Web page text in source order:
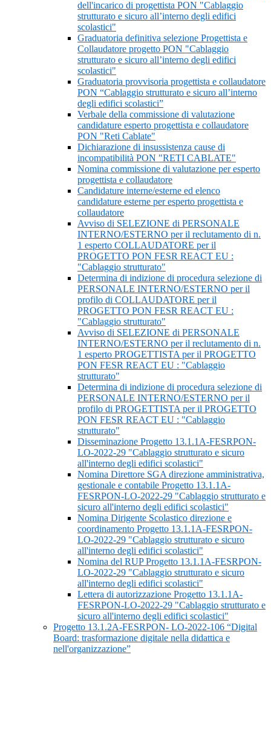
dell'incarico di progettista PON "Cablaggio
strutturato e sicuro all’interno degli edifici
scolastici"
Graduatoria definitiva selezione Progettista e
Collaudatore progetto PON "Cablaggio
strutturato e sicuro all’interno degli edifici
scolastici"
Graduatoria provvisoria progettista e collaudatore
PON “Cablaggio strutturato e sicuro all’interno
degli edifici scolastici”
Verbale della commissione di valutazione
candidature esperto progettista e collaudatore
PON "Reti Cablate"
Dichiarazione di insussistenza cause di
incompatibilità PON "RETI CABLATE"
Nomina commissione di valutazione per esperto
progettista e collaudatore
Candidature interne/esterne ed elenco
candidature esterne per esperto progettista e
collaudatore
Avviso di SELEZIONE di PERSONALE
INTERNO/ESTERNO per il reclutamento di n.
1 esperto COLLAUDATORE per il
PROGETTO PON FESR REACT EU :
"Cablaggio strutturato"
Determina di indizione di procedura selezione di
PERSONALE INTERNO/ESTERNO per il
profilo di COLLAUDATORE per il
PROGETTO PON FESR REACT EU :
"Cablaggio strutturato"
Avviso di SELEZIONE di PERSONALE
INTERNO/ESTERNO per il reclutamento di n.
1 esperto PROGETTISTA per il PROGETTO
PON FESR REACT EU : "Cablaggio
strutturato"
Determina di indizione di procedura selezione di
PERSONALE INTERNO/ESTERNO per il
profilo di PROGETTISTA per il PROGETTO
PON FESR REACT EU : "Cablaggio
strutturato"
Disseminazione Progetto 13.1.1A-FESRPON-
LO-2022-29 "Cablaggio strutturato e sicuro
all'interno degli edifici scolastici"
Nomina Direttore SGA direzione amministrativa,
gestionale e contabile Progetto 13.1.1A-
FESRPON-LO-2022-29 "Cablaggio strutturato e
sicuro all'interno degli edifici scolastici"
Nomina Dirigente Scolastico direzione e
coordinamento Progetto 13.1.1A-FESRPON-
LO-2022-29 "Cablaggio strutturato e sicuro
all'interno degli edifici scolastici"
Nomina del RUP Progetto 13.1.1A-FESRPON-
LO-2022-29 "Cablaggio strutturato e sicuro
all'interno degli edifici scolastici"
Lettera di autorizzazione Progetto 13.1.1A-
FESRPON-LO-2022-29 "Cablaggio strutturato e
sicuro all'interno degli edifici scolastici"
Progetto 13.1.2A-FESRPON- LO-2022-106 “Digital
Board: trasformazione digitale nella didattica e
nell'organizzazione”